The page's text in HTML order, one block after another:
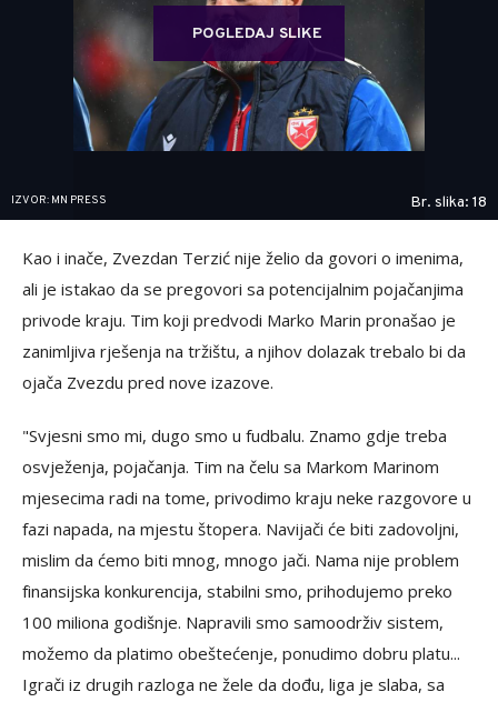
POGLEDAJ SLIKE
IZVOR: MN PRESS Br. slika: 18
Kao i inače, Zvezdan Terzić nije želio da govori o imenima,
ali je istakao da se pregovori sa potencijalnim pojačanjima
privode kraju. Tim koji predvodi Marko Marin pronašao je
zanimljiva rješenja na tržištu, a njihov dolazak trebalo bi da
ojača Zvezdu pred nove izazove.
"Svjesni smo mi, dugo smo u fudbalu. Znamo gdje treba
osvježenja, pojačanja. Tim na čelu sa Markom Marinom
mjesecima radi na tome, privodimo kraju neke razgovore u
fazi napada, na mjestu štopera. Navijači će biti zadovoljni,
mislim da ćemo biti mnog, mnogo jači. Nama nije problem
finansijska konkurencija, stabilni smo, prihodujemo preko
100 miliona godišnje. Napravili smo samoodrživ sistem,
možemo da platimo obeštećenje, ponudimo dobru platu...
Igrači iz drugih razloga ne žele da dođu, liga je slaba, sa